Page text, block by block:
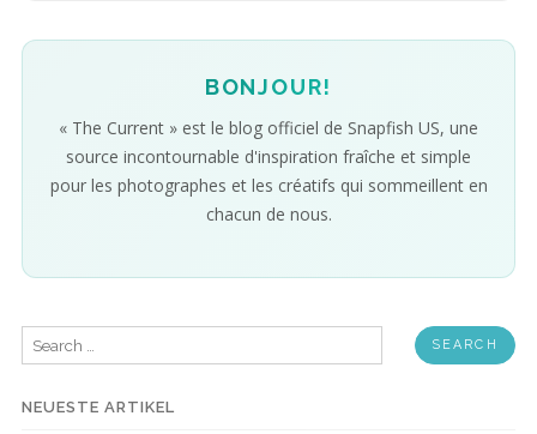
BONJOUR!
« The Current » est le blog officiel de Snapfish US, une
source incontournable d'inspiration fraîche et simple
pour les photographes et les créatifs qui sommeillent en
chacun de nous.
Search
for:
NEUESTE ARTIKEL